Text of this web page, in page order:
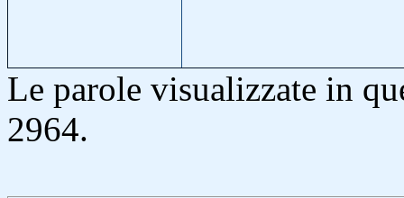
Le parole visualizzate in
2964.